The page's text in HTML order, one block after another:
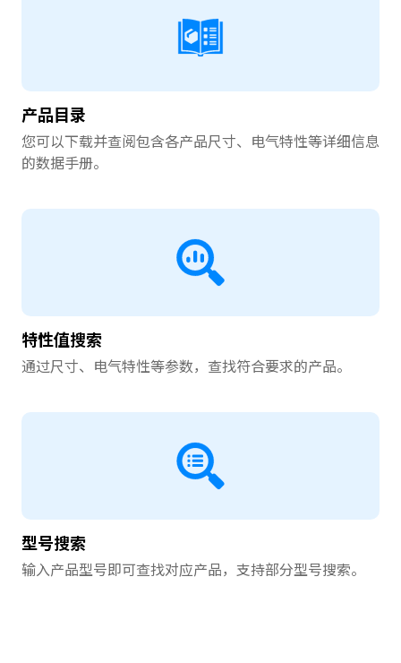
产品目录
您可以下载并查阅包含各产品尺寸、电气特性等详细信息
的数据手册。
特性值搜索
通过尺寸、电气特性等参数，查找符合要求的产品。
型号搜索
输入产品型号即可查找对应产品，支持部分型号搜索。